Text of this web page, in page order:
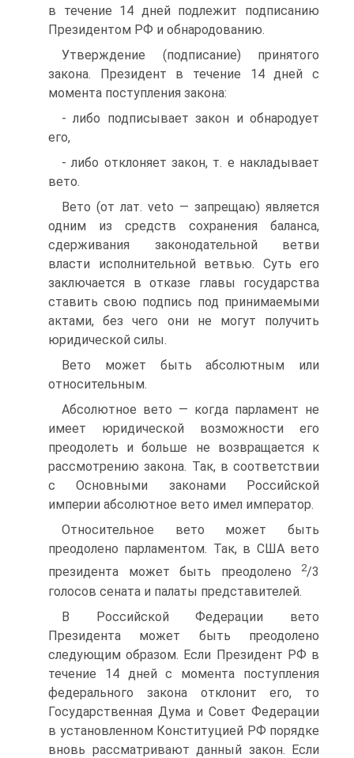
в течение 14 дней подлежит подписанию
Президентом РФ и обнародованию.
Утверждение (подписание) принятого
закона. Президент в течение 14 дней с
момента поступления закона:
- либо подписывает закон и обнародует
его,
- либо отклоняет закон, т. е накладывает
вето.
Вето (от лат. veto — запрещаю) является
одним из средств сохранения баланса,
сдерживания законодательной ветви
власти исполнительной ветвью. Суть его
заключается в отказе главы государства
ставить свою подпись под принимаемыми
актами, без чего они не могут получить
юридической силы.
Вето может быть абсолютным или
относительным.
Абсолютное вето — когда парламент не
имеет юридической возможности его
преодолеть и больше не возвращается к
рассмотрению закона. Так, в соответствии
с Основными законами Российской
империи абсолютное вето имел император.
Относительное вето может быть
преодолено парламентом. Так, в США вето
президента может быть преодолено
2/3
голосов сената и палаты представителей.
В Российской Федерации вето
Президента может быть преодолено
следующим образом. Если Президент РФ в
течение 14 дней с момента поступления
федерального закона отклонит его, то
Государственная Дума и Совет Федерации
в установленном Конституцией РФ порядке
вновь рассматривают данный закон. Если